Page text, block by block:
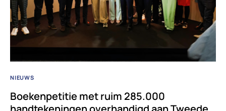
NIEUWS
Boekenpetitie met ruim 285.000